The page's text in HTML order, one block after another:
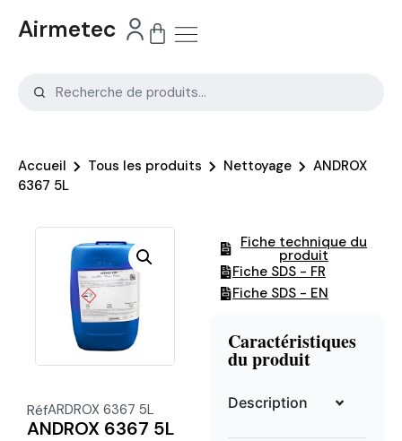
Airmetec
Accueil Tous les produits Nettoyage
ANDROX
6367 5L
RéfARDROX 6367 5L
ANDROX 6367 5L
Fiche technique du
produit
Fiche SDS - FR
Fiche SDS - EN
Caractéristiques
du produit
Description